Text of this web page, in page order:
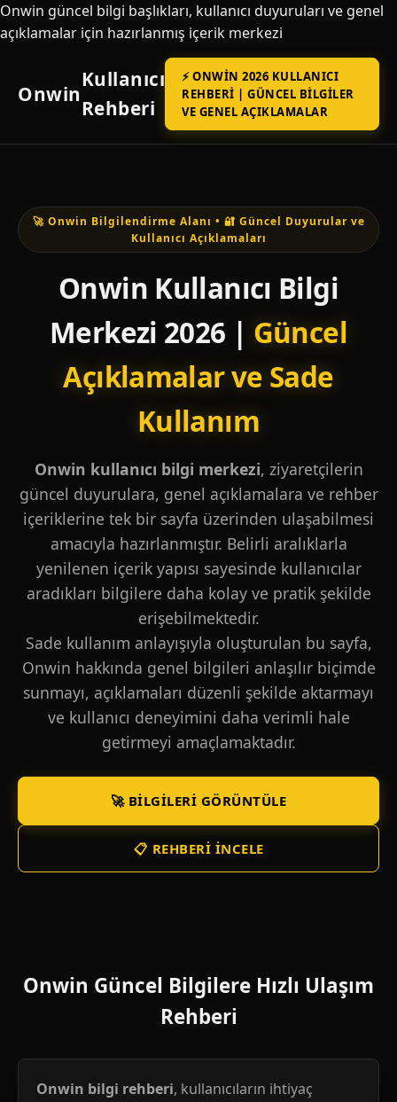
Onwin güncel bilgi başlıkları, kullanıcı duyuruları ve genel
açıklamalar için hazırlanmış içerik merkezi
Onwin
Kullanıcı
Rehberi
⚡ ONWIN 2026 KULLANICI
REHBERI | GÜNCEL BILGILER
VE GENEL AÇIKLAMALAR
🚀 Onwin Bilgilendirme Alanı • 🔐 Güncel Duyurular ve
Kullanıcı Açıklamaları
Onwin Kullanıcı Bilgi
Merkezi 2026 | Güncel
Açıklamalar ve Sade
Kullanım
Onwin kullanıcı bilgi merkezi, ziyaretçilerin
güncel duyurulara, genel açıklamalara ve rehber
içeriklerine tek bir sayfa üzerinden ulaşabilmesi
amacıyla hazırlanmıştır. Belirli aralıklarla
yenilenen içerik yapısı sayesinde kullanıcılar
aradıkları bilgilere daha kolay ve pratik şekilde
erişebilmektedir.
Sade kullanım anlayışıyla oluşturulan bu sayfa,
Onwin hakkında genel bilgileri anlaşılır biçimde
sunmayı, açıklamaları düzenli şekilde aktarmayı
ve kullanıcı deneyimini daha verimli hale
getirmeyi amaçlamaktadır.
🚀 BILGILERI GÖRÜNTÜLE
📋 REHBERI İNCELE
Onwin Güncel Bilgilere Hızlı Ulaşım
Rehberi
Onwin bilgi rehberi, kullanıcıların ihtiyaç